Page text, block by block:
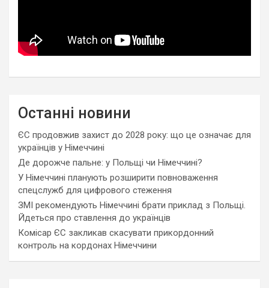
Останні новини
ЄС продовжив захист до 2028 року: що це означає для
українців у Німеччині
Де дорожче пальне: у Польщі чи Німеччині?
У Німеччині планують розширити повноваження
спецслужб для цифрового стеження
ЗМІ рекомендують Німеччині брати приклад з Польщі.
Йдеться про ставлення до українців
Комісар ЄС закликав скасувати прикордонний
контроль на кордонах Німеччини